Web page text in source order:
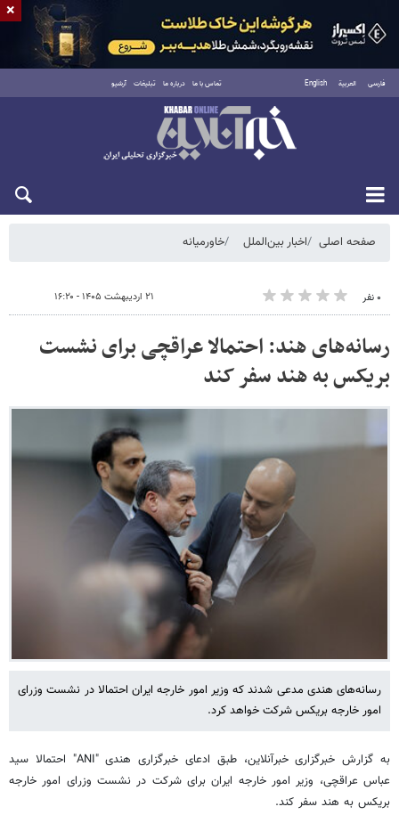
فارسی العربية English تماس با ما درباره ما تبلیغات آرشیو
یکشنبه ۱۸ مرداد ۱۴۰۵
صفحه اصلی اخبار بین‌الملل خاورمیانه
۰ نفر ۲۱ اردیبهشت ۱۴۰۵ - ۱۶:۲۰
رسانه‌های هند: احتمالا عراقچی برای نشست
بریکس به هند سفر کند
رسانه‌های هندی مدعی شدند که وزیر امور خارجه ایران احتمالا در نشست وزرای
امور خارجه بریکس شرکت خواهد کرد.
به گزارش خبرگزاری خبرآنلاین، طبق ادعای خبرگزاری هندی "ANI" احتمالا سید
عباس عراقچی، وزیر امور خارجه ایران برای شرکت در نشست وزرای امور خارجه
بریکس به هند سفر کند.
×